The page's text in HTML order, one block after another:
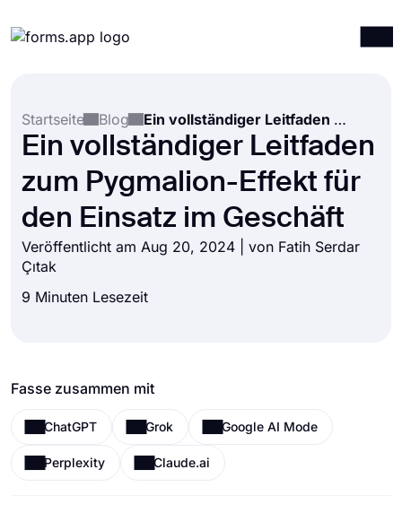
Integrationen
Vorlagen
Ressourcen
Preise
Startseite
Blog Ein vollständiger Leitfaden zum Pygmalion-Effekt für den Einsatz im Geschäft
Ein vollständiger Leitfaden
zum Pygmalion-Effekt für
den Einsatz im Geschäft
Veröffentlicht am Aug 20, 2024 | von Fatih Serdar
Çıtak
9 Minuten Lesezeit
Fasse zusammen mit
ChatGPT Grok Google AI Mode
Perplexity Claude.ai